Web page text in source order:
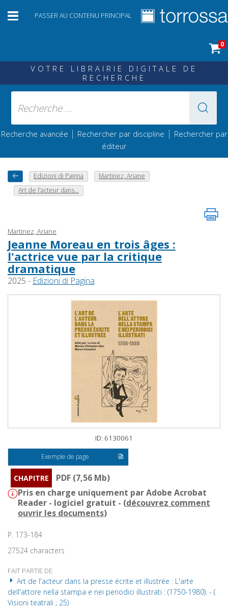
PASSER AU CONTENU PRINCIPAL
0
VOTRE LIBRAIRIE DIGITALE DE
RECHERCHE
Recherche avancée | Rechercher par discipline | Rechercher par
éditeur
Edizioni di Pagina
Martinez, Ariane
Art de l'acteur dans...
Martinez, Ariane
Jeanne Moreau en trois âges :
l'actrice vue par la critique
dramatique
2025 - Edizioni di Pagina
ID: 6130061
Exemple de page
CHAPITRE
PDF (7,56 Mb)
Pris en charge uniquement par Adobe Acrobat
Reader - logiciel gratuit - (découvrez comment
ouvrir les documents)
P. 173-184
27524 characters
FAIT PARTIE DE
Art de l'acteur dans la presse écrite et illustrée : L'arte
dell'attore nella stampa e nei periodici illustrati : (1750-1980). - (
Visioni teatrali ; 25)